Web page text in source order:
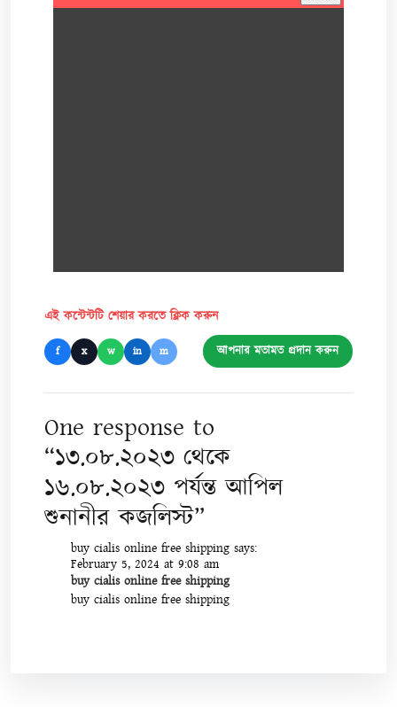
এই কন্টেন্টটি শেয়ার করতে ক্লিক করুন
f x w in m আপনার মতামত প্রদান করুন
One response to
“১৩.০৮.২০২৩ থেকে
১৬.০৮.২০২৩ পর্যন্ত আপিল
শুনানীর কজলিস্ট”
buy cialis online free shipping says:
February 5, 2024 at 9:08 am
buy cialis online free shipping
buy cialis online free shipping